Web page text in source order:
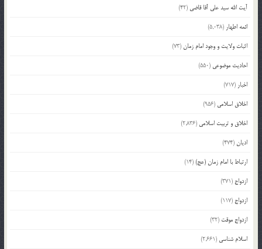
آیت الله سید علی آقا قاضی (42)
ائمه اطهار (5,038)
اثبات ولایت و وجود امام زمان(73)
احادیث موضوعی (550)
اخبار (717)
اخلاق اسلامی (956)
اخلاق و تربیت اسلامی (2,836)
ادیان(474)
ارتباط با امام زمان (عج)(14)
ازدواج (371)
ازدواج (117)
ازدواج موقت (32)
اسلام شناسی (2,661)